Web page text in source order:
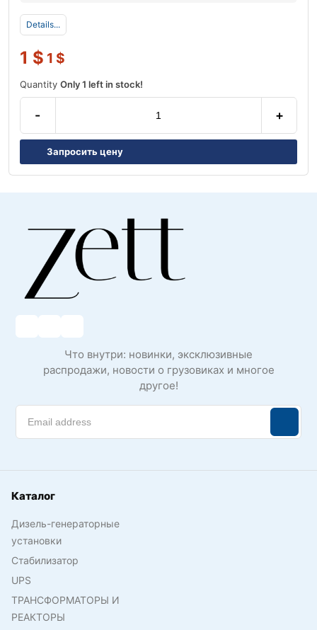
Details...
1 $ 1 $
Quantity Only 1 left in stock!
- +
Запросить цену
Что внутри: новинки, эксклюзивные
распродажи, новости о грузовиках и многое
другое!
Каталог
Дизель-генераторные
установки
Стабилизатор
UPS
ТРАНСФОРМАТОРЫ И
РЕАКТОРЫ